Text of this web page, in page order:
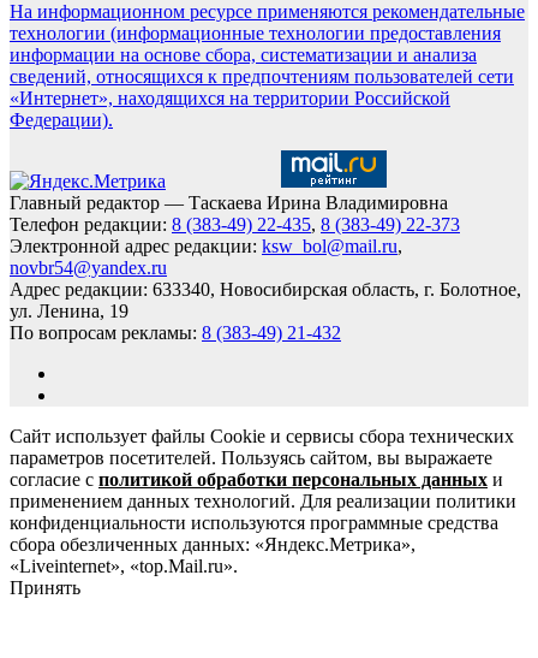
На информационном ресурсе применяются рекомендательные
технологии (информационные технологии предоставления
информации на основе сбора, систематизации и анализа
сведений, относящихся к предпочтениям пользователей сети
«Интернет», находящихся на территории Российской
Федерации).
Главный редактор — Таскаева Ирина Владимировна
Телефон редакции: 8 (383-49) 22-435, 8 (383-49) 22-373
Электронной адрес редакции: ksw_bol@mail.ru,
novbr54@yandex.ru
Адрес редакции: 633340, Новосибирская область, г. Болотное,
ул. Ленина, 19
По вопросам рекламы: 8 (383-49) 21-432
Сайт использует файлы Cookie и сервисы сбора технических
параметров посетителей. Пользуясь сайтом, вы выражаете
согласие с политикой обработки персональных данных и
применением данных технологий. Для реализации политики
конфиденциальности используются программные средства
сбора обезличенных данных: «Яндекс.Метрика»,
«Liveinternet», «top.Mail.ru».
Принять